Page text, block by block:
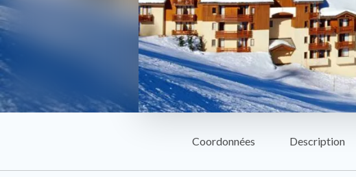
Coordonnées Description